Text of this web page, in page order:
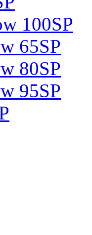
100SP
65SP
80SP
95SP